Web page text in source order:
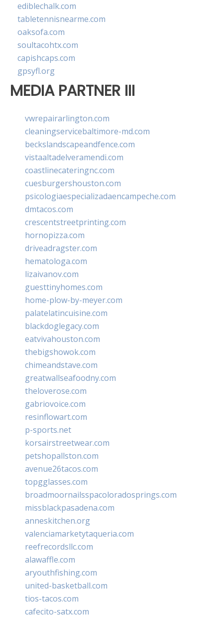
ediblechalk.com
tabletennisnearme.com
oaksofa.com
soultacohtx.com
capishcaps.com
gpsyfl.org
MEDIA PARTNER III
vwrepairarlington.com
cleaningservicebaltimore-md.com
beckslandscapeandfence.com
vistaaltadelveramendi.com
coastlinecateringnc.com
cuesburgershouston.com
psicologiaespecializadaencampeche.com
dmtacos.com
crescentstreetprinting.com
hornopizza.com
driveadragster.com
hematologa.com
lizaivanov.com
guesttinyhomes.com
home-plow-by-meyer.com
palatelatincuisine.com
blackdoglegacy.com
eatvivahouston.com
thebigshowok.com
chimeandstave.com
greatwallseafoodny.com
theloverose.com
gabriovoice.com
resinflowart.com
p-sports.net
korsairstreetwear.com
petshopallston.com
avenue26tacos.com
topgglasses.com
broadmoornailsspacoloradosprings.com
missblackpasadena.com
anneskitchen.org
valenciamarketytaqueria.com
reefrecordsllc.com
alawaffle.com
aryouthfishing.com
united-basketball.com
tios-tacos.com
cafecito-satx.com